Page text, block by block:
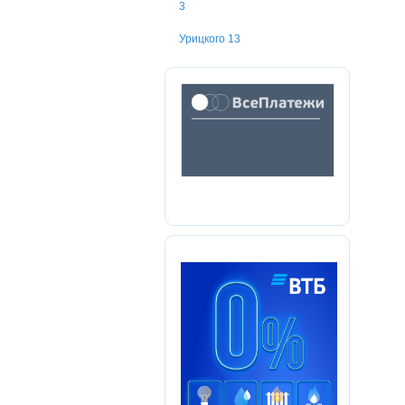
3
Урицкого 13